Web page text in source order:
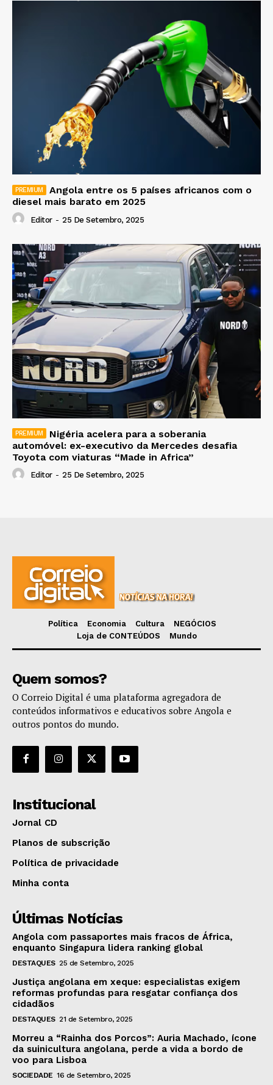
Angola entre os 5 países africanos com o
diesel mais barato em 2025
Editor - 25 De Setembro, 2025
Nigéria acelera para a soberania
automóvel: ex-executivo da Mercedes desafia
Toyota com viaturas “Made in Africa”
Editor - 25 De Setembro, 2025
Política Economia Cultura
NEGÓCIOS
Loja de CONTEÚDOS
Mundo
Quem somos?
O Correio Digital é uma plataforma agregadora de
conteúdos informativos e educativos sobre Angola e
outros pontos do mundo.
Institucional
Jornal CD
Planos de subscrição
Política de privacidade
Minha conta
Últimas Notícias
Angola com passaportes mais fracos de África,
enquanto Singapura lidera ranking global
DESTAQUES 25 de Setembro, 2025
Justiça angolana em xeque: especialistas exigem
reformas profundas para resgatar confiança dos
cidadãos
DESTAQUES 21 de Setembro, 2025
Morreu a “Rainha dos Porcos”: Auria Machado, ícone
da suinicultura angolana, perde a vida a bordo de
voo para Lisboa
SOCIEDADE 16 de Setembro, 2025